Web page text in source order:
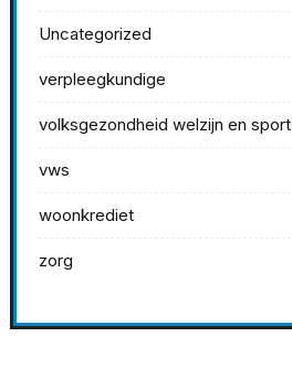
Uncategorized
verpleegkundige
volksgezondheid welzijn en sport
vws
woonkrediet
zorg